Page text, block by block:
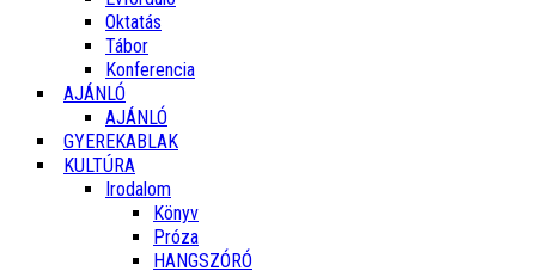
Oktatás
Tábor
Konferencia
AJÁNLÓ
AJÁNLÓ
GYEREKABLAK
KULTÚRA
Irodalom
Könyv
Próza
HANGSZÓRÓ